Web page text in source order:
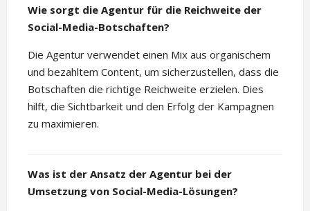
Wie sorgt die Agentur für die Reichweite der
Social-Media-Botschaften?
Die Agentur verwendet einen Mix aus organischem
und bezahltem Content, um sicherzustellen, dass die
Botschaften die richtige Reichweite erzielen. Dies
hilft, die Sichtbarkeit und den Erfolg der Kampagnen
zu maximieren.
Was ist der Ansatz der Agentur bei der
Umsetzung von Social-Media-Lösungen?